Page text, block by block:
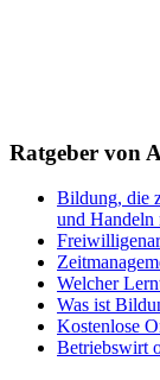
Ratgeber von
Bildung, die
und Handeln
Welcher
Was ist
Kostenlose
Betriebswirt